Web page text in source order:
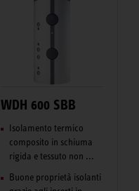
WDH 600 SBB
Isolamento termico
composito in schiuma
rigida e tessuto non ...
Buone proprietà isolanti